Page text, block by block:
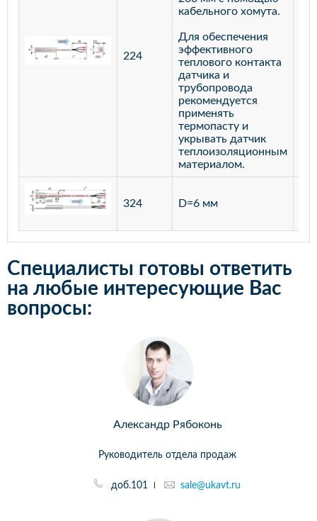
224
кабельного хомута.
Для обеспечения
эффективного
теплового контакта
датчика и
трубопровода
рекомендуется
применять
термопасту и
укрывать датчик
теплоизоляционным
материалом.
324 D=6 мм
Специалисты готовы ответить
на любые интересующие Вас
вопросы:
Александр Рябоконь
Руководитель отдела продаж
доб.101 sale@ukavt.ru